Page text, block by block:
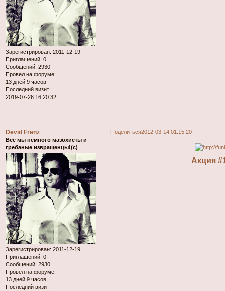
Зарегистрирован: 2011-12-19
Приглашений: 0
Сообщений: 2930
Провел на форуме:
13 дней 9 часов
Последний визит:
2019-07-26 16:20:32
Поделиться2012-03-14 01:15:20
Devid Frenz
Все мы немного мазохисты и
гребаные извращенцы!(с)
Зарегистрирован: 2011-12-19
Приглашений: 0
Сообщений: 2930
Провел на форуме:
13 дней 9 часов
Последний визит:
Акция